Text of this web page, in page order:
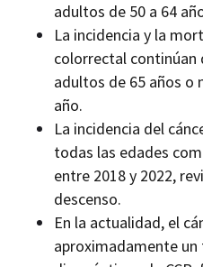
adultos de 50 a 64
La incidencia y la
colorrectal continúan
adultos de 65 años o
año.
La incidencia del
todas las edades
entre 2018 y 2022,
descenso.
En la actualidad, el
aproximadamente